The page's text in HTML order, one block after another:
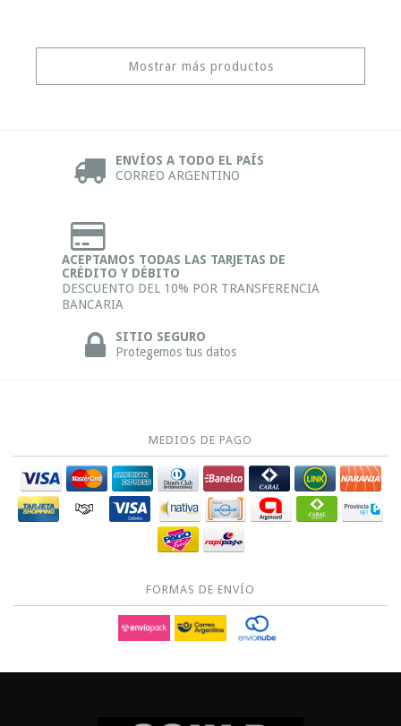
Mostrar más productos
ENVÍOS A TODO EL PAÍS
CORREO ARGENTINO
ACEPTAMOS TODAS LAS TARJETAS DE
CRÉDITO Y DÉBITO
DESCUENTO DEL 10% POR TRANSFERENCIA
BANCARIA
SITIO SEGURO
Protegemos tus datos
MEDIOS DE PAGO
FORMAS DE ENVÍO